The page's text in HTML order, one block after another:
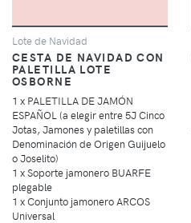
Lote de Navidad
CESTA DE NAVIDAD CON
PALETILLA LOTE
OSBORNE
1 x PALETILLA DE JAMÓN
ESPAÑOL (a elegir entre 5J Cinco
Jotas, Jamones y paletillas con
Denominación de Origen Guijuelo
o Joselito)
1 x Soporte jamonero BUARFE
plegable
1 x Conjunto jamonero ARCOS
Universal